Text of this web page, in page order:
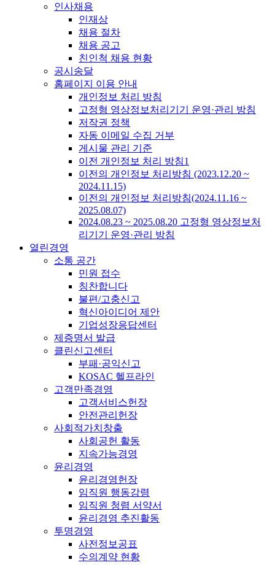
인사채용
인재상
채용 절차
채용 공고
친인척 채용 현황
공시송달
홈페이지 이용 안내
개인정보 처리 방침
고정형 영상정보처리기기 운영·관리 방침
저작권 정책
자동 이메일 수집 거부
게시물 관리 기준
이전 개인정보 처리 방침1
이전의 개인정보 처리방침 (2023.12.20 ~
2024.11.15)
이전의 개인정보 처리방침(2024.11.16 ~
2025.08.07)
2024.08.23 ~ 2025.08.20 고정형 영상정보처
리기기 운영·관리 방침
열린경영
소통 공간
민원 접수
칭찬합니다
불편/고충신고
혁신아이디어 제안
기업성장응답센터
제증명서 발급
클린신고센터
부패·공익신고
KOSAC 헬프라인
고객만족경영
고객서비스헌장
안전관리헌장
사회적가치창출
사회공헌 활동
지속가능경영
윤리경영
윤리경영헌장
임직원 행동강령
임직원 청렴 서약서
윤리경영 추진활동
투명경영
사전정보공표
수의계약 현황